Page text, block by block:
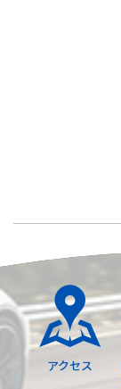
アクセス